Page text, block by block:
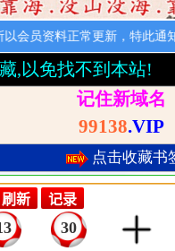
资料正常更新，特此通知！
,以免找不到本站!
记住新域名
99138.VIP
点击收藏书